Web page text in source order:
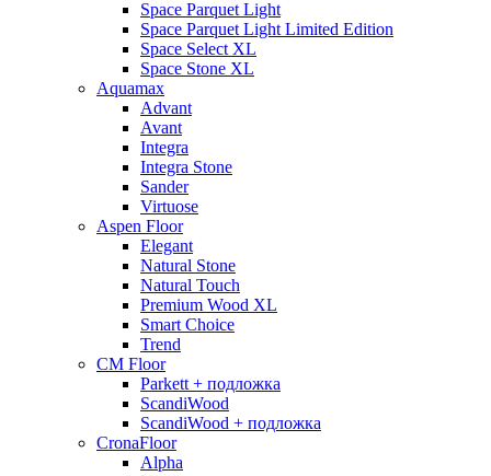
Space Parquet Light
Space Parquet Light Limited Edition
Space Select XL
Space Stone XL
Aquamax
Advant
Avant
Integra
Integra Stone
Sander
Virtuose
Aspen Floor
Elegant
Natural Stone
Natural Touch
Premium Wood XL
Smart Choice
Trend
CM Floor
Parkett + подложка
ScandiWood
ScandiWood + подложка
CronaFloor
Alpha